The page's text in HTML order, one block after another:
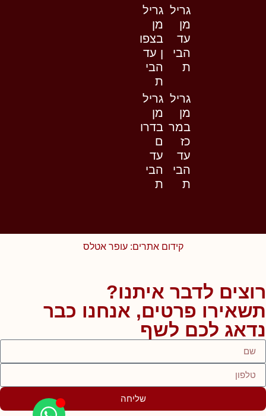
גריל
מן
עד
הבי
ת
גריל
מן
בצפו
ן עד
הבי
ת
גריל
מן
במר
כז
עד
הבי
ת
גריל
מן
בדרו
ם
עד
הבי
ת
קידום אתרים: עופר אטלס
רוצים לדבר איתנו?
תשאירו פרטים, אנחנו כבר
נדאג לכם לשף
שליחה